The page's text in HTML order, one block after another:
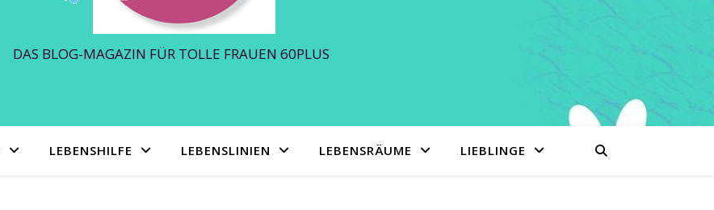
DAS BLOG-MAGAZIN FÜR TOLLE FRAUEN 60PLUS
LEBENSHILFE LEBENSLINIEN LEBENSRÄUME LIEBLINGE